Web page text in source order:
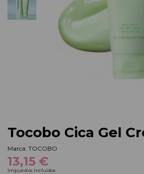
Tocobo Cica Gel
Marca: TOCOBO
13,15 €
Impuestos incluidos